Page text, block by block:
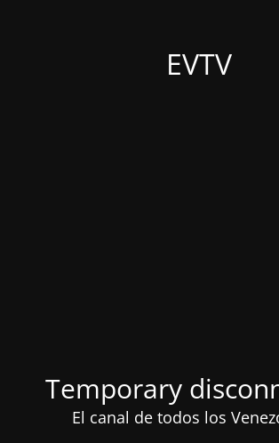
EVTV
Temporary
El canal de todos los